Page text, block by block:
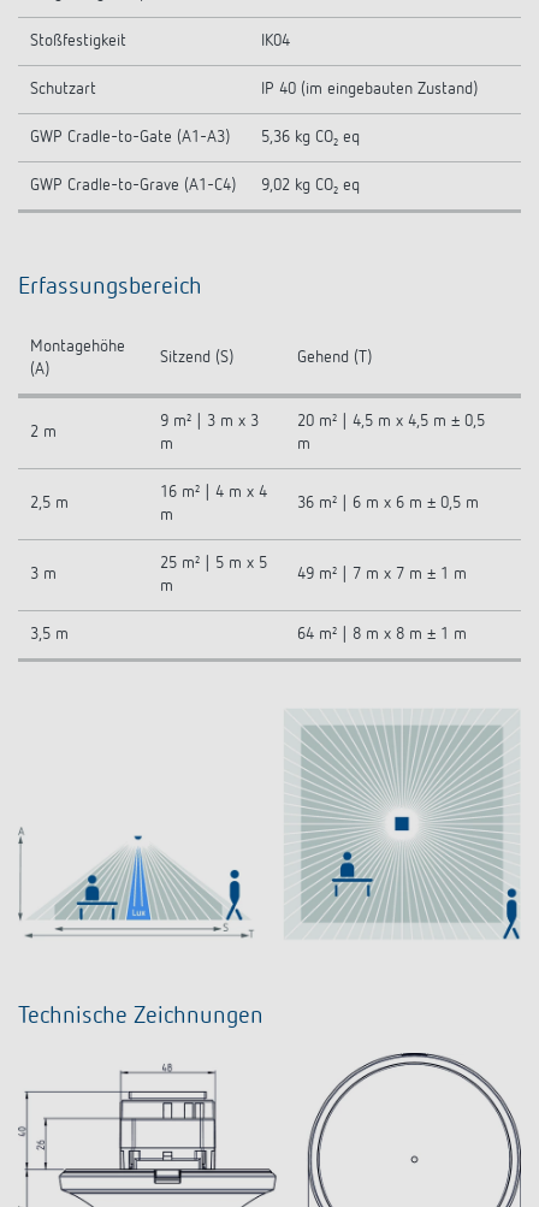
Stoßfestigkeit IK04
Schutzart IP 40 (im eingebauten Zustand)
GWP Cradle-to-Gate (A1-A3) 5,36 kg CO₂ eq
GWP Cradle-to-Grave (A1-C4) 9,02 kg CO₂ eq
Erfassungsbereich
Montagehöhe
(A)
Sitzend (S) Gehend (T)
2 m
9 m² | 3 m x 3
m
20 m² | 4,5 m x 4,5 m ± 0,5
m
2,5 m
16 m² | 4 m x 4
m
36 m² | 6 m x 6 m ± 0,5 m
3 m
25 m² | 5 m x 5
m
49 m² | 7 m x 7 m ± 1 m
3,5 m 64 m² | 8 m x 8 m ± 1 m
Technische Zeichnungen